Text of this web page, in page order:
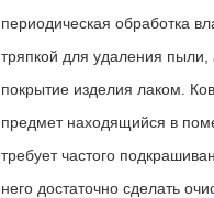
периодическая обработка
тряпкой для удаления пыли,
покрытие изделия лаком.
предмет находящийся в
требует частого
него достаточно сделать